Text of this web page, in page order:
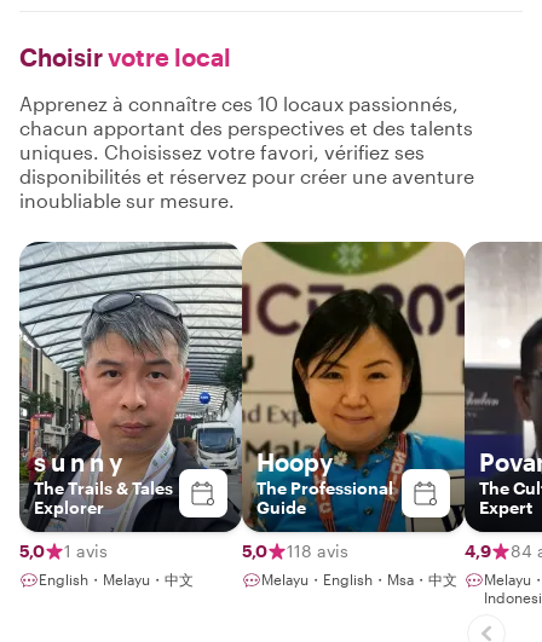
Choisirvotre local
Apprenez à connaître ces 10 locaux passionnés,
chacun apportant des perspectives et des talents
uniques. Choisissez votre favori, vérifiez ses
disponibilités et réservez pour créer une aventure
inoubliable sur mesure.
s u n n y
The Trails & Tales
Explorer
5,0 1 avis
English・Melayu・中文
Hoopy
The Professional
Guide
5,0 118 avis
Melayu・English・Msa・中文
The
Expert
4,9 84
Melayu